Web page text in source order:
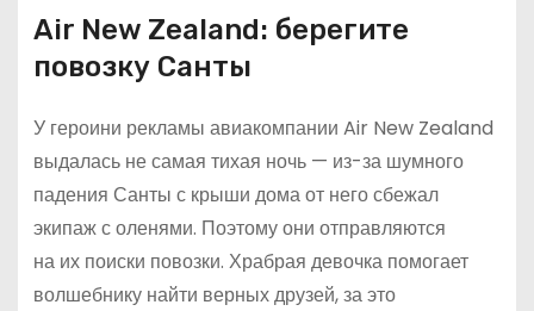
Air New Zealand: берегите
повозку Санты
У героини рекламы авиакомпании Air New Zealand
выдалась не самая тихая ночь — из-за шумного
падения Санты с крыши дома от него сбежал
экипаж с оленями. Поэтому они отправляются
на их поиски повозки. Храбрая девочка помогает
волшебнику найти верных друзей, за это